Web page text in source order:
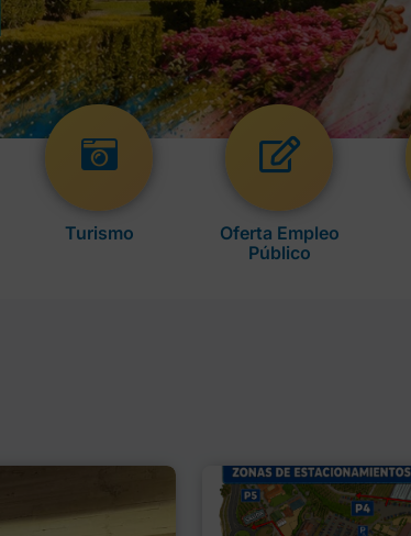
Turismo
Oferta Empleo
Público